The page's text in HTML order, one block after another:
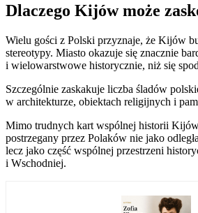
Dlaczego Kijów może
Wielu gości z Polski przyznaje, że Kijów
stereotypy. Miasto okazuje się znacznie
i wielowarstwowe historycznie, niż się
Szczególnie zaskakuje liczba śladów
w architekturze, obiektach religijnych i
Mimo trudnych kart wspólnej historii
postrzegany przez Polaków nie jako
lecz jako część wspólnej przestrzeni
i Wschodniej.